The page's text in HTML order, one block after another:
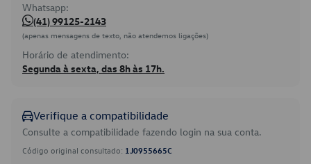
Whatsapp:
(41) 99125-2143
(apenas mensagens de texto, não atendemos ligações)
Horário de atendimento:
Segunda à sexta, das 8h às 17h.
Verifique a compatibilidade
Consulte a compatibilidade fazendo login na sua conta.
Código original consultado: 1J0955665C